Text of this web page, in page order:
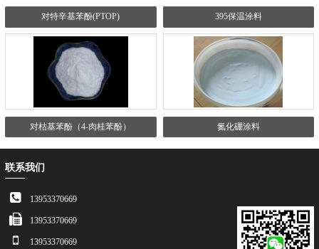
对特辛基苯酚(PTOP) 395保温涂料
对枯基苯酚（4-肉桂苯酚） 氮化硼涂料
联系我们
13953370669
13953370669
13953370669